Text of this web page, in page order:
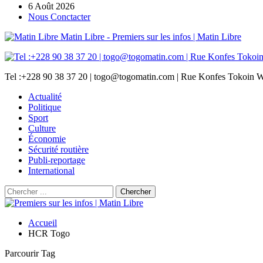
6 Août 2026
Nous Conctacter
Matin Libre - Premiers sur les infos | Matin Libre
Tel :+228 90 38 37 20 | togo@togomatin.com | Rue Konfes Tokoin
Actualité
Politique
Sport
Culture
Économie
Sécurité routière
Publi-reportage
International
Accueil
HCR Togo
Parcourir Tag